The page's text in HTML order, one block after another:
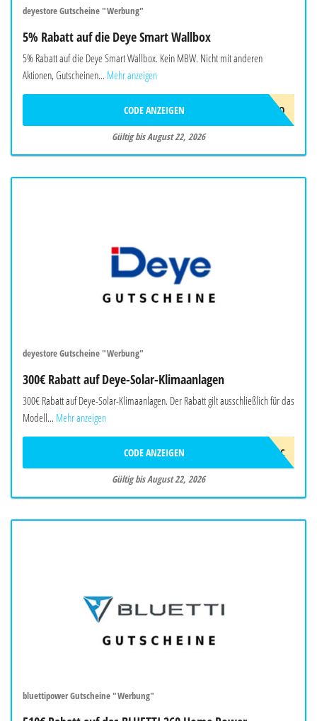
deyestore Gutscheine "Werbung"
5% Rabatt auf die Deye Smart Wallbox
5% Rabatt auf die Deye Smart Wallbox. Kein MBW. Nicht mit anderen
Aktionen, Gutscheinen... Mehr anzeigen
EVCJULYPROMO
CODE ANZEIGEN
Gültig bis August 22, 2026
deyestore Gutscheine "Werbung"
300€ Rabatt auf Deye-Solar-Klimaanlagen
300€ Rabatt auf Deye-Solar-Klimaanlagen. Der Rabatt gilt ausschließlich für das
Modell... Mehr anzeigen
2026DEYEAWINAC
CODE ANZEIGEN
Gültig bis August 22, 2026
bluettipower Gutscheine "Werbung"